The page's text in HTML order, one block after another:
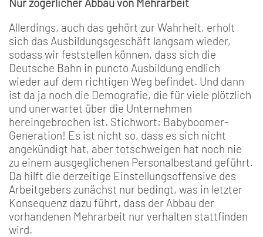
Allerdings, auch das gehört zur Wahrheit, erholt
sich das Ausbildungsgeschäft langsam wieder,
sodass wir feststellen können, dass sich die
Deutsche Bahn in puncto Ausbildung endlich
wieder auf dem richtigen Weg befindet. Und dann
ist da ja noch die Demografie, die für viele plötzlich
und unerwartet über die Unternehmen
hereingebrochen ist. Stichwort: Babyboomer-
Generation! Es ist nicht so, dass es sich nicht
angekündigt hat, aber totschweigen hat noch nie
zu einem ausgeglichenen Personalbestand geführt.
Da hilft die derzeitige Einstellungsoffensive des
Arbeitgebers zunächst nur bedingt, was in letzter
Konsequenz dazu führt, dass der Abbau der
vorhandenen Mehrarbeit nur verhalten stattfinden
wird.